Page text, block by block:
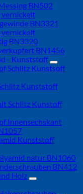
BN502
vernickelt
BN3321
vernickelt
BN3320
BN1456
- Kunststoff
Schlitz Kunstsoff
Kunststoff
Schlitz Kunstoff
Innensechskant
Kunststoff
natur BN1060
BN412
Holz